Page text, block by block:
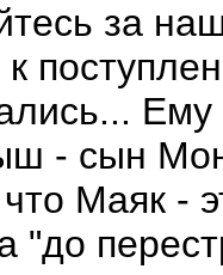
за
к
Ему
- сын
Маяк -
"до